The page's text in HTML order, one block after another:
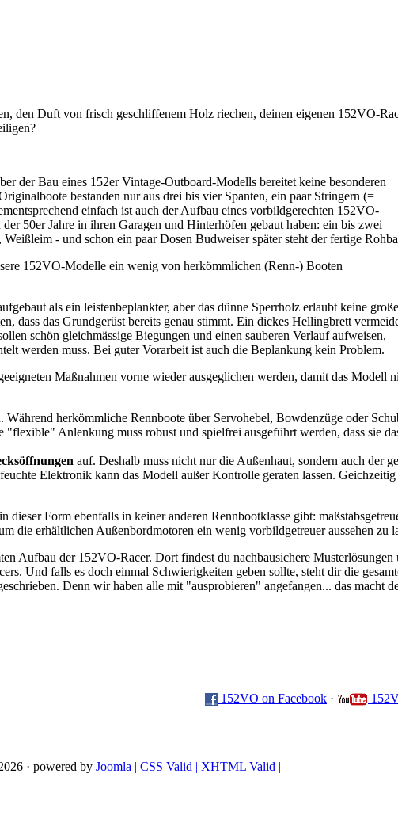
den Duft von frisch geschliffenem Holz riechen, deinen eigenen 152VO-
der Bau eines 152er Vintage-Outboard-Modells bereitet keine besonderen
bestanden nur aus drei bis vier Spanten, ein paar Stringern (=
einfach ist auch der Aufbau eines vorbildgerechten 152VO-
50er Jahre in ihren Garagen und Hinterhöfen gebaut haben: ein bis zwei
- und schon ein paar Dosen Budweiser später steht der fertige
152VO-Modelle ein wenig von herkömmlichen (Renn-) Booten
als ein leistenbeplankter, aber das dünne Sperrholz erlaubt keine
dass das Grundgerüst bereits genau stimmt. Ein dickes Hellingbrett
schön gleichmässige Biegungen und einen sauberen Verlauf aufweisen,
werden muss. Bei guter Vorarbeit ist auch die Beplankung kein Problem.
Maßnahmen vorne wieder ausgeglichen werden, damit das
Während herkömmliche Rennboote über Servohebel, Bowdenzüge oder
Anlenkung muss robust und spielfrei ausgeführt werden, dass sie
auf. Deshalb muss nicht nur die Außenhaut, sondern auch der
Elektronik kann das Modell außer Kontrolle geraten lassen.
dieser Form ebenfalls in keiner anderen Rennbootklasse gibt:
die erhältlichen Außenbordmotoren ein wenig vorbildgetreuer aussehen zu
Aufbau der 152VO-Racer. Dort findest du nachbausichere
Und falls es doch einmal Schwierigkeiten geben sollte, steht dir die
Denn wir haben alle mit "ausprobieren" angefangen... das macht
152VO on Facebook ·
· powered by Joomla | CSS Valid | XHTML Valid |